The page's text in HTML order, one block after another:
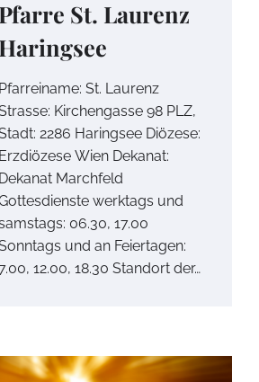
Pfarre St. Laurenz
Haringsee
Pfarreiname: St. Laurenz
Kirchengasse 98 PLZ,
2286 Haringsee Diözese:
Erzdiözese Wien Dekanat:
Dekanat Marchfeld
werktags und
06.30, 17.00
und an Feiertagen:
12.00, 18.30 Standort der…